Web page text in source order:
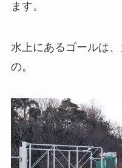
ます。
水上にあるゴールは
の。